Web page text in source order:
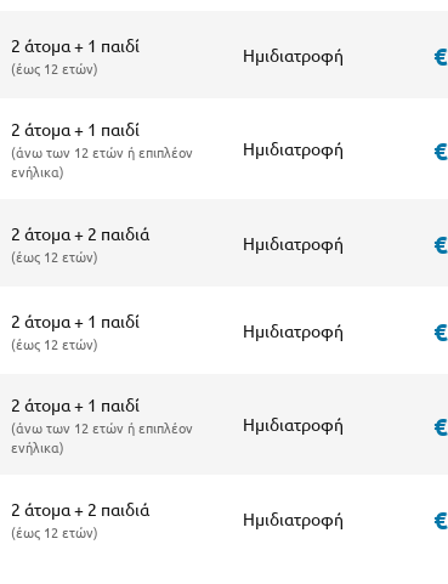
2 άτομα + 1 παιδί
έως 12 ετών
Ημιδιατροφή
2 άτομα + 1 παιδί
άνω των 12 ετών ή επιπλέον
ενήλικα
Ημιδιατροφή
2 άτομα + 2 παιδιά
έως 12 ετών
Ημιδιατροφή
2 άτομα + 1 παιδί
έως 12 ετών
Ημιδιατροφή
2 άτομα + 1 παιδί
άνω των 12 ετών ή επιπλέον
ενήλικα
Ημιδιατροφή
2 άτομα + 2 παιδιά
έως 12 ετών
Ημιδιατροφή